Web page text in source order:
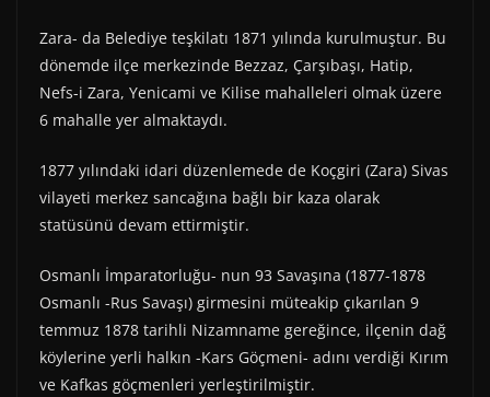
Zara- da Belediye teşkilatı 1871 yılında kurulmuştur. Bu
dönemde ilçe merkezinde Bezzaz, Çarşıbaşı, Hatip,
Nefs-i Zara, Yenicami ve Kilise mahalleleri olmak üzere
6 mahalle yer almaktaydı.
1877 yılındaki idari düzenlemede de Koçgiri (Zara) Sivas
vilayeti merkez sancağına bağlı bir kaza olarak
statüsünü devam ettirmiştir.
Osmanlı İmparatorluğu- nun 93 Savaşına (1877-1878
Osmanlı -Rus Savaşı) girmesini müteakip çıkarılan 9
temmuz 1878 tarihli Nizamname gereğince, ilçenin dağ
köylerine yerli halkın -Kars Göçmeni- adını verdiği Kırım
ve Kafkas göçmenleri yerleştirilmiştir.